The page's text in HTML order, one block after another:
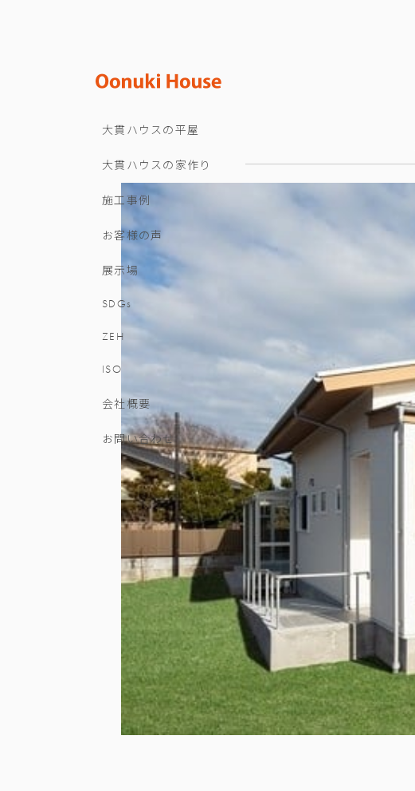
大貫ハウスの平屋
大貫ハウスの家作り
施工事例
お客様の声
展示場
SDGs
ZEH
ISO
会社概要
お問い合わせ